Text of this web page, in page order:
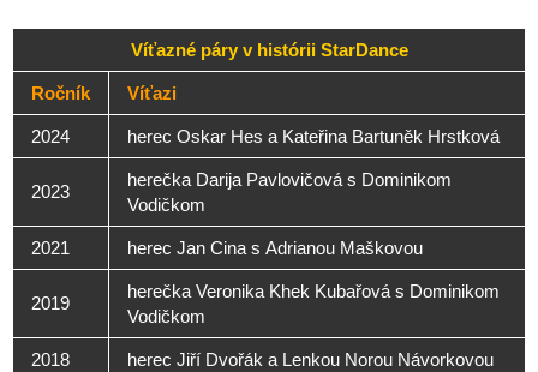
Víťazné páry v histórii StarDance
Ročník Víťazi
2024 herec Oskar Hes a Kateřina Bartuněk Hrstková
2023
herečka Darija Pavlovičová s Dominikom
Vodičkom
2021 herec Jan Cina s Adrianou Maškovou
2019
herečka Veronika Khek Kubařová s Dominikom
Vodičkom
2018 herec Jiří Dvořák a Lenkou Norou Návorkovou